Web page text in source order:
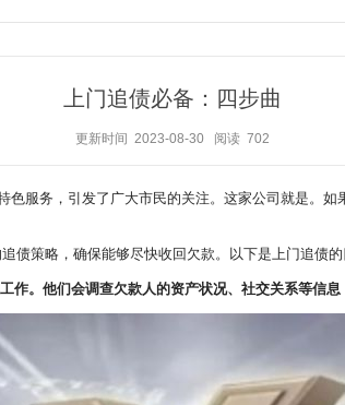
上门追债必备：四步曲
更新时间 2023-08-30 阅读 702
色服务，引发了广大市民的关注。这家公司就是。
债策略，确保能够尽快收回欠款。以下是上门追债的
。他们会调查欠款人的资产状况、社交关系等信息